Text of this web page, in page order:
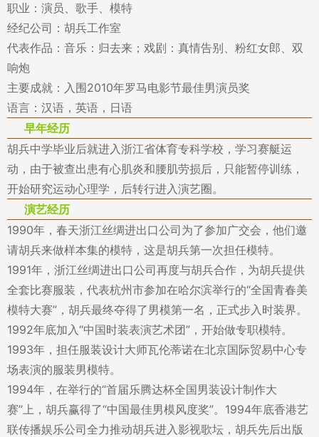
职业：演员、歌手、模特
经纪公司：胡兵工作室
代表作品：音乐：归去来；戏剧：真情告别、粉红女郎、双
响炮
主要成就：入围2010年罗马电影节最佳男演员奖
语言：汉语，英语，日语
早年经历
胡兵中学毕业后就进入浙江省体育专科学校，学习赛艇运
动，由于被查出患有心肌炎和腰肌劳损后，只能暂停训练，
开始研究运动心理学，后转行进入演艺圈。
演艺经历
1990年，春天浙江丝绸进出口公司为了参加广交会，他们邀
请胡兵来做样本集的模特，这是胡兵第一次担任模特。
1991年，浙江丝绸进出口公司再度与胡兵合作，为胡兵提供
全套比赛服装，代表杭州市参加在哈尔滨举行的“全国青春美
模特大赛”，胡兵最终夺得了男模第一名，正式步入时装界。
1992年底加入“中国时装表演艺术团”，开始做专职模特。
1993年，担任服装设计大师瓦伦蒂诺在北京国际贸易中心专
场表演的服装男模特。
1994年，在举行的“首届乐腾达杯全国男装设计制作大
赛”上，胡兵赢得了“中国最佳男模风度奖”。1994年底香港艺
联传播娱乐公司全力推动胡兵进入影视歌坛，胡兵先后出版